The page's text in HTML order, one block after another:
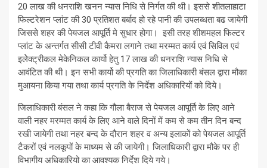
20 लाख की धनराशि खनन न्यास निधि से निर्गत की थी। इससे शीतलाहाटा
फिल्टरेशन प्लांट की 30 प्रतिशत बर्बाद हो रहे पानी की उपलब्धता बढ जायेगी
जिससे शहर की पेयजल आपूर्ति मे सुधार होगा। इसी तरह शीशमहल फिल्टर
प्लांट के अन्तर्गत सीसी टीवी कैमरा लगाने तथा मरम्मत कार्य एवं सिविल एवं
इलेेक्ट्रीकल मेकेनिकल कार्यो हेतु 17 लाख की धनराशि न्यास निधि से
आवंटित की थी। इन सभी कार्यो की प्रगति का जिलाधिकारी बंसल द्वारा मौका
मुआयना किया गया तथा कार्य प्रगति के निर्देश अधिकारियों को दिये।
जिलाधिकारी बंसल ने कहा कि गौला बैराज से पेयजल आपूर्ति के लिए आने
वाली नहर मरम्मत कार्य के लिए आने वाले दिनों में कम से कम तीन दिन बन्द
रखी जायेगी तथा नहर बन्द के दौरान शहर व अन्य इलाकों को पेयजल आपूर्ति
टैकरों एवं नलकूपों के माध्यम से की जायेगी। जिलाधिकारी द्वारा मौके पर ही
विभागीय अधिकारियो का आवश्यक निर्देश दिये गये।